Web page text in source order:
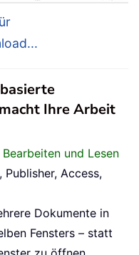
Ihre Arbeit
und Lesen
, Publisher, Access,
Dokumente in
Fensters – statt